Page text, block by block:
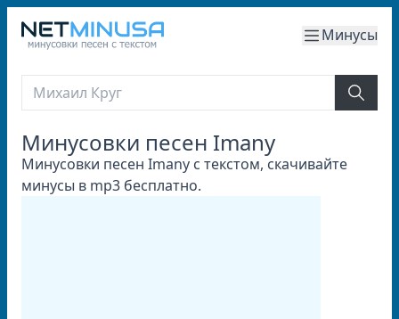
Минусы
Минусовки песен Imany
Минусовки песен Imany с текстом, скачивайте
минусы в mp3 бесплатно.